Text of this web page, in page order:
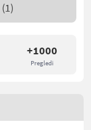
+1000
Pregledi
(1)